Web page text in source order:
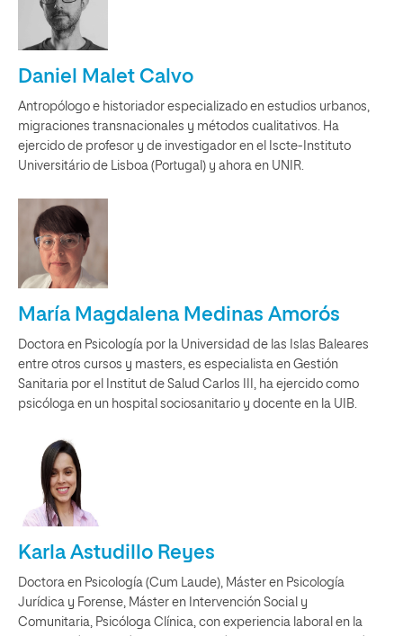
Daniel Malet Calvo
Antropólogo e historiador especializado en estudios urbanos,
migraciones transnacionales y métodos cualitativos. Ha
ejercido de profesor y de investigador en el Iscte-Instituto
Universitário de Lisboa (Portugal) y ahora en UNIR.
María Magdalena Medinas Amorós
Doctora en Psicología por la Universidad de las Islas Baleares
entre otros cursos y masters, es especialista en Gestión
Sanitaria por el Institut de Salud Carlos III, ha ejercido como
psicóloga en un hospital sociosanitario y docente en la UIB.
Karla Astudillo Reyes
Doctora en Psicología (Cum Laude), Máster en Psicología
Jurídica y Forense, Máster en Intervención Social y
Comunitaria, Psicóloga Clínica, con experiencia laboral en la